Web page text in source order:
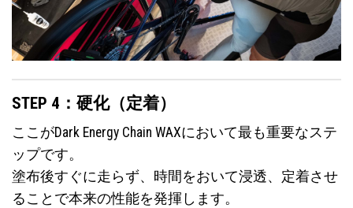
STEP 4：硬化（定着）
ここがDark Energy Chain WAXにおいて最も重要なステ
ップです。
塗布後すぐに走らず、時間をおいて浸透、定着させ
ることで本来の性能を発揮します。